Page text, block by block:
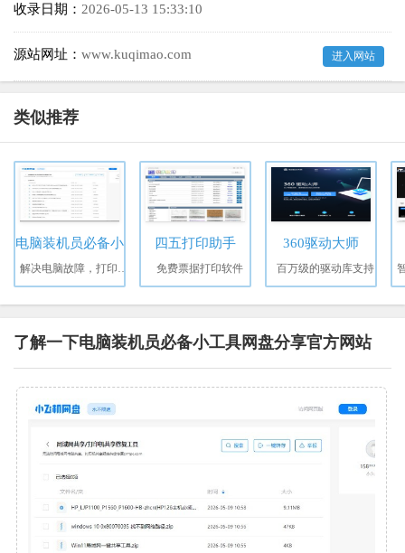
收录日期： 2026-05-13 15:33:10
源站网址： www.kuqimao.com 进入网站
类似推荐
电脑装机员必备小工具网盘分享
四五打印助手
免费票据打印软件
360驱动大师
百万级的驱动库支持
了解一下电脑装机员必备小工具网盘分享官方网站